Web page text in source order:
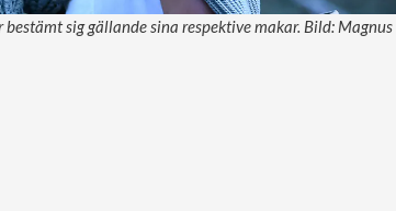
sig gällande sina respektive makar. Bild: Magnus